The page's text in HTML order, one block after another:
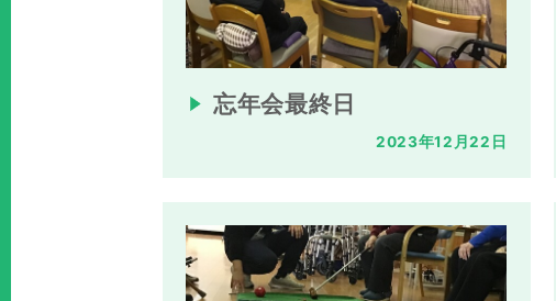
忘年会最終日
2023年12月22日